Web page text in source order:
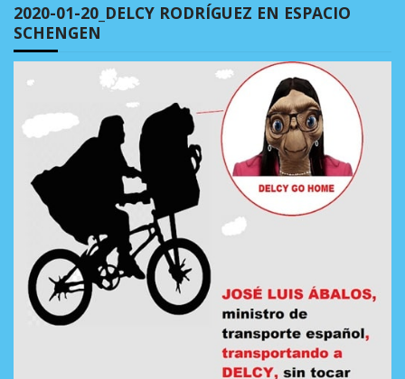
2020-01-20_DELCY RODRÍGUEZ EN ESPACIO
SCHENGEN